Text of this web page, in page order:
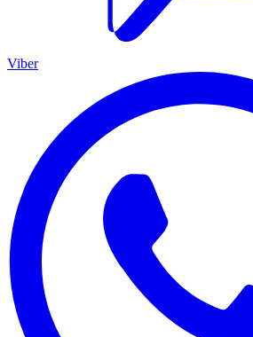
Viber